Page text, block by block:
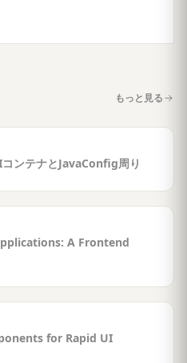
もっと見る
ンテナとJavaConfig周り
A Frontend
for Rapid UI